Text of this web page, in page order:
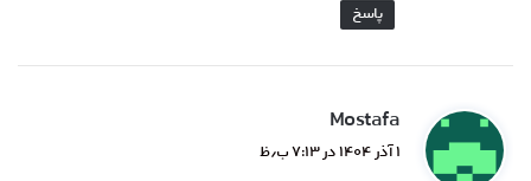
پاسخ
Mostafa
۱ آذر ۱۴۰۴ در ۷:۱۳ ب٫ظ